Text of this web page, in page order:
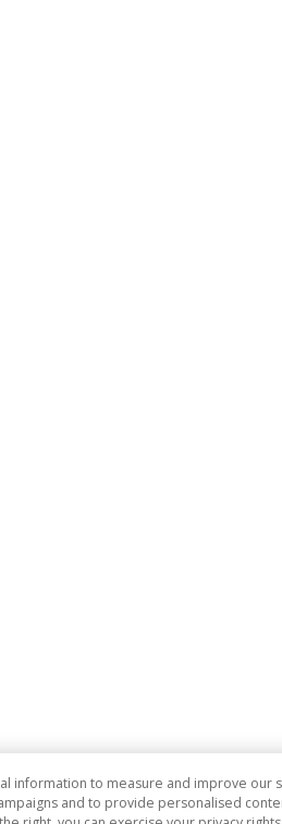
information to measure and improve our
and to provide personalised